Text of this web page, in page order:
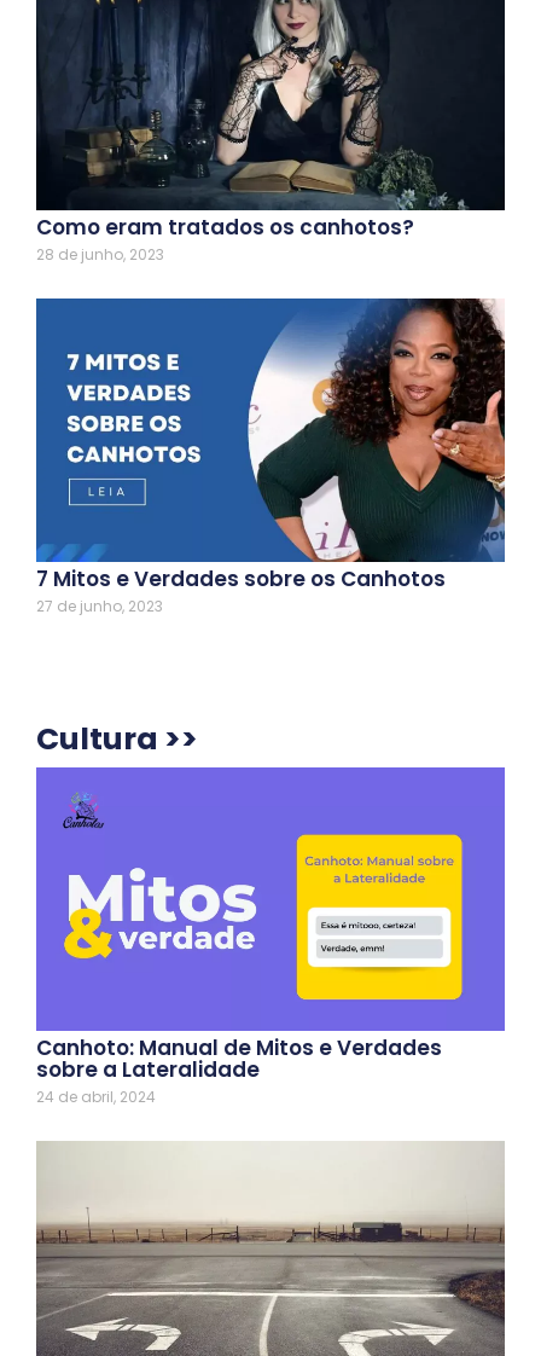
Como eram tratados os canhotos?
28 de junho, 2023
7 Mitos e Verdades sobre os Canhotos
27 de junho, 2023
Cultura >>
Canhoto: Manual de Mitos e Verdades
sobre a Lateralidade
24 de abril, 2024